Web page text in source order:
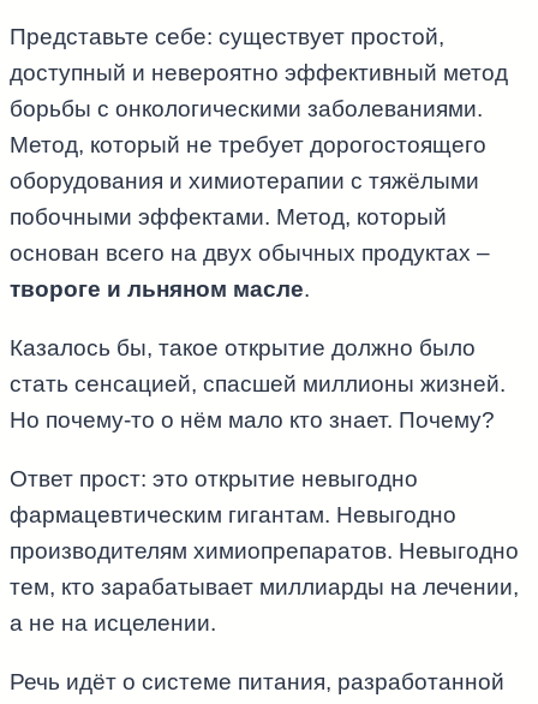
Представьте себе: существует простой,
доступный и невероятно эффективный метод
борьбы с онкологическими заболеваниями.
Метод, который не требует дорогостоящего
оборудования и химиотерапии с тяжёлыми
побочными эффектами. Метод, который
основан всего на двух обычных продуктах –
твороге и льняном масле.
Казалось бы, такое открытие должно было
стать сенсацией, спасшей миллионы жизней.
Но почему-то о нём мало кто знает. Почему?
Ответ прост: это открытие невыгодно
фармацевтическим гигантам. Невыгодно
производителям химиопрепаратов. Невыгодно
тем, кто зарабатывает миллиарды на лечении,
а не на исцелении.
Речь идёт о системе питания, разработанной